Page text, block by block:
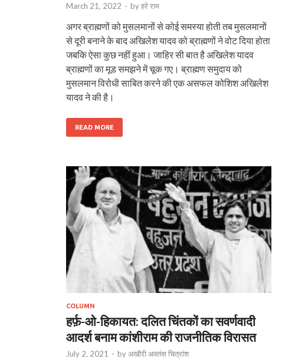
March 21, 2022 - byहरे राम
अगर ब्राह्मणों को मुसलमानों से कोई समस्या होती तब मुसलमानों
से दूरी बनाने के बाद अखिलेश यादव को ब्राह्मणों ने वोट दिया होता
जबकि ऐसा कुछ नहीं हुआ। जाहिर सी बात है अखिलेश यादव
ब्राह्मणों का मूड समझने में चूक गए। ब्राह्मण समुदाय को
मुसलमान विरोधी साबित करने की एक असफल कोशिश अखिलेश
यादव ने की है।
READ MORE
COLUMN
हर्फ़-ओ-हिकायत: दलित चिंतकों का सवर्णवादी
आदर्श बनाम कांशीराम की राजनीतिक विरासत
July 2, 2021 - byअखौरी अवतंस चित्रांश